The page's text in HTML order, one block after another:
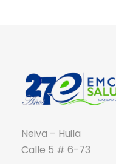
Neiva – Huila
Calle 5 # 6-73